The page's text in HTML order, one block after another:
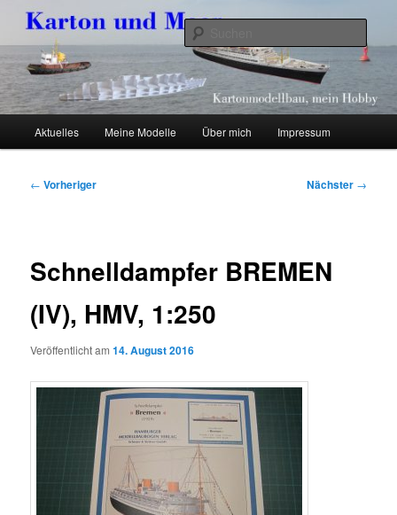
primären
Inhalt
springenKarton und Meer
Kartonmodellbau, mein Hobby
Aktuelles Meine Modelle Über mich Impressum
Beitragsnavigation
← Vorheriger Nächster →
Schnelldampfer BREMEN
(IV), HMV, 1:250
Veröffentlicht am14. August 2016